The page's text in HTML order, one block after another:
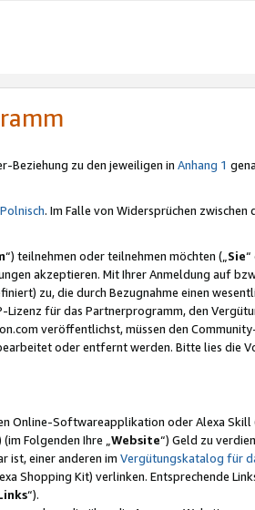
Beziehung zu den jeweiligen in Anhang 1
Polnisch. Im Falle von Widersprüchen zwischen
“) teilnehmen oder teilnehmen möchten („Sie“
akzeptieren. Mit Ihrer Anmeldung auf
zu, die durch Bezugnahme einen
Lizenz für das Partnerprogramm, den
veröffentlichst, müssen den
oder entfernt werden. Bitte lies die
Online-Softwareapplikation oder Alexa
Folgenden Ihre „ Website“) Geld zu
ist, einer anderen im Vergütungskatalog für
Shopping Kit) verlinken. Entsprechende
“).